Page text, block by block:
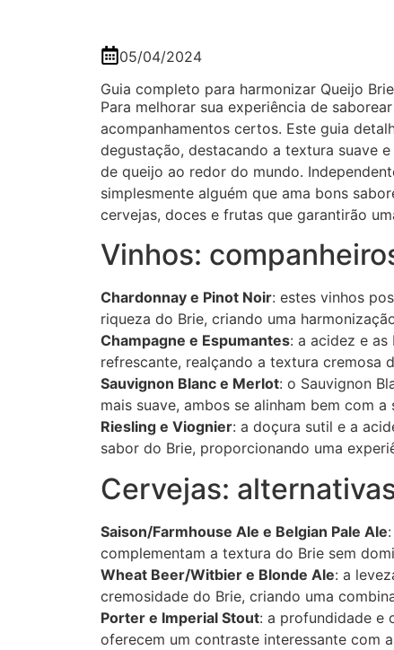
05/04/2024
Guia completo para harmonizar Queijo
Para melhorar sua experiência de
acompanhamentos certos. Este guia
degustação, destacando a textura suave
de queijo ao redor do mundo.
simplesmente alguém que ama bons
cervejas, doces e frutas que garantirão
Vinhos:
Chardonnay e Pinot Noir: estes vinhos
riqueza do Brie, criando uma
Champagne e Espumantes: a acidez e
refrescante, realçando a textura cremosa
Sauvignon Blanc e Merlot: o Sauvignon
mais suave, ambos se alinham bem com
Riesling e Viognier: a doçura sutil e a
sabor do Brie, proporcionando uma
Cervejas:
Saison/Farmhouse Ale e Belgian Pale Ale
complementam a textura do Brie sem
Wheat Beer/Witbier e Blonde Ale: a
cremosidade do Brie, criando uma
Porter e Imperial Stout: a profundidade e
oferecem um contraste interessante com